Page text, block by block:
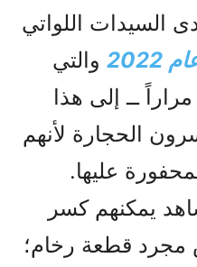
السيدات اللواتي
والتي
ــ إلى هذا
الحجارة لأنهم
عليها.
يمكنهم كسر
مجرد قطعة رخام؛